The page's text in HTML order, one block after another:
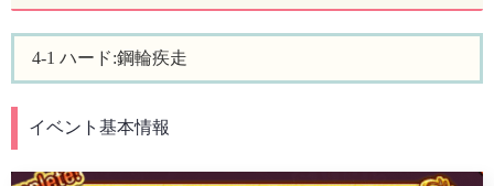
4-1 ハード:鋼輪疾走
イベント基本情報